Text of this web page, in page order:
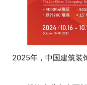
2025年，中国建筑装